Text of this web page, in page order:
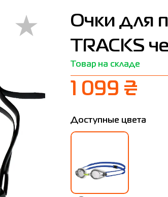
Очки для
TRACKS
Товар на складе
1 099 ₴
Доступные цвета